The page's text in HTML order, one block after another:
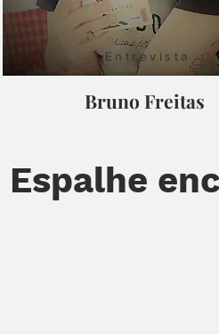
Entrevista
Bruno Freitas
Espalhe